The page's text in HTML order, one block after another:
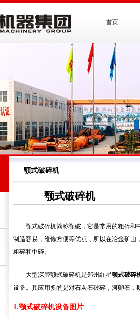
首页
颚式破碎机
颚式破碎机
颚式破碎机简称颚破，它是常用的粗碎和
制造容易，维修方便等优点，所以在冶金矿
粗碎和中碎。
大型深腔颚式破碎机是郑州红星颚式破碎
设备。其应用多的是对石灰石破碎，河卵石
1.颚式破碎机设备图片